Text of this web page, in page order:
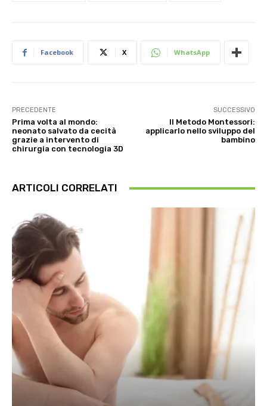
Facebook X WhatsApp
PRECEDENTE
Prima volta al mondo:
neonato salvato da cecità
grazie a intervento di
chirurgia con tecnologia 3D
SUCCESSIVO
Il Metodo Montessori:
applicarlo nello sviluppo del
bambino
ARTICOLI CORRELATI